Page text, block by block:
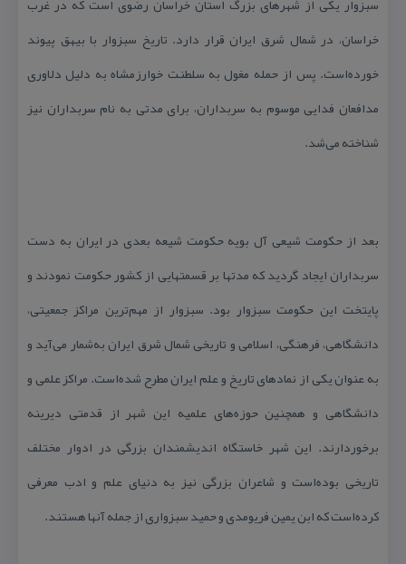
خراسان، در شمال شرق ایران قرار دارد. تاریخ سبزوار با بیهق پیوند
خورده‌است. پس از حمله مغول به سلطنت خوارزمشاه به دلیل دلاوری
مدافعان فدایی موسوم به سربداران، برای مدتی به نام سربداران نیز
شناخته می‌شد.
بعد از حكومت شیعی آل بویه حكومت شیعه بعدی در ایران به دست
سربداران ایجاد گردید كه مدتها بر قسمتهایی از كشور حكومت نمودند و
پایتخت این حكومت سبزوار بود. سبزوار از مهم‌ترین مراكز جمعیتی،
دانشگاهی، فرهنگی، اسلامی و تاریخی شمال شرق ایران به‌شمار می‌آید و
به عنوان یكی از نمادهای تاریخ و علم ایران مطرح شده‌است. مراكز علمی و
دانشگاهی و همچنین حوزه‌های علمیه این شهر از قدمتی دیرینه
برخوردارند. این شهر خاستگاه اندیشمندان بزرگی در ادوار مختلف
تاریخی بوده‌است و شاعران بزرگی نیز به دنیای علم و ادب معرفی
كرده‌است كه ابن یمین فریومدی و حمید سبزواری از جمله آنها هستند.